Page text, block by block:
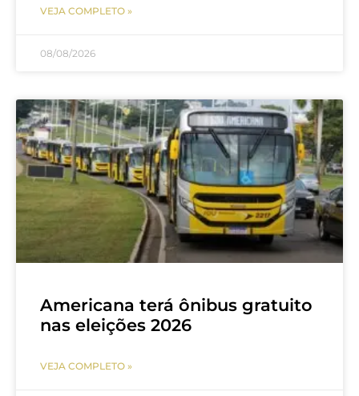
VEJA COMPLETO »
08/08/2026
Americana terá ônibus gratuito
nas eleições 2026
VEJA COMPLETO »